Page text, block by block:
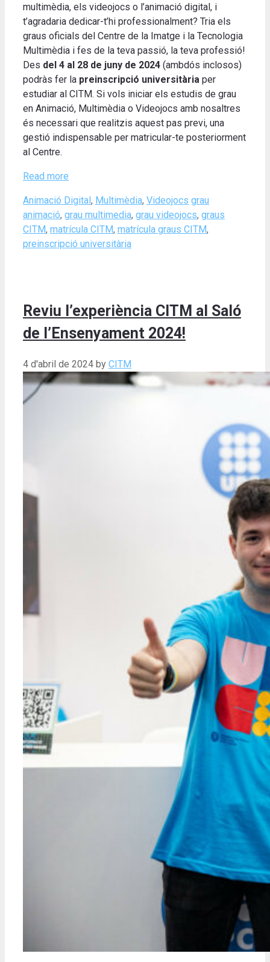
multimèdia, els videojocs o l’animació digital, i
t’agradaria dedicar-t’hi professionalment? Tria els
graus oficials del Centre de la Imatge i la Tecnologia
Multimèdia i fes de la teva passió, la teva professió!
Des del 4 al 28 de juny de 2024 (ambdós inclosos)
podràs fer la preinscripció universitària per
estudiar al CITM. Si vols iniciar els estudis de grau
en Animació, Multimèdia o Videojocs amb nosaltres
és necessari que realitzis aquest pas previ, una
gestió indispensable per matricular-te posteriorment
al Centre.
Read more
Categories
Animació Digital, Multimèdia, Videojocs Tags
grau
animació, grau multimedia, grau videojocs, graus
CITM, matrícula CITM, matrícula graus CITM,
preinscripció universitària
Reviu l’experiència CITM al Saló
de l’Ensenyament 2024!
4 d'abril de 2024 by CITM